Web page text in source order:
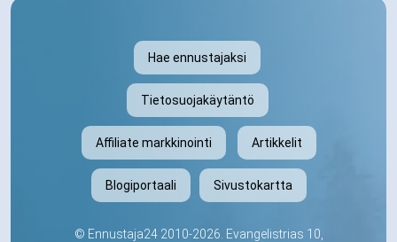
Hae ennustajaksi
Tietosuojakäytäntö
Affiliate markkinointi Artikkelit
Blogiportaali Sivustokartta
© Ennustaja242010-2026. Evangelistrias 10,